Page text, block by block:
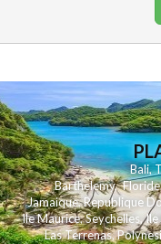
Bali,
Barthelemy,Floride
Jamaique,Republique
Ile Maurice,Seychelles,Ile
Las Terrenas,